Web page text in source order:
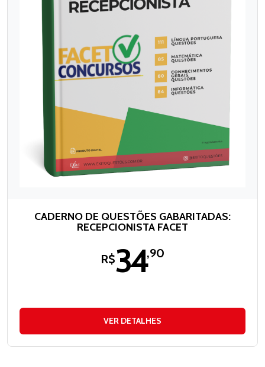
CADERNO DE QUESTÕES GABARITADAS:
RECEPCIONISTA FACET
R$34,90
VER DETALHES